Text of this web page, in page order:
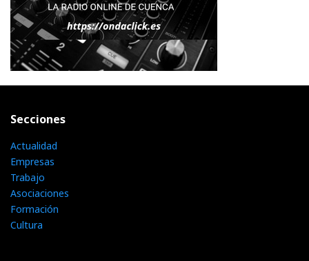
Secciones
Actualidad
Empresas
Trabajo
Asociaciones
Formación
Cultura